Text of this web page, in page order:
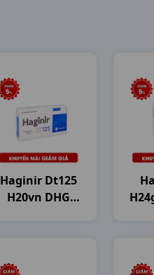
Haginir Dt125
H20vn DHG